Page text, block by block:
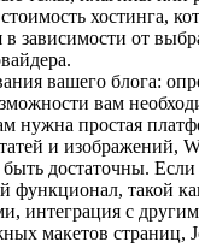
хостинга,
в зависимости от
вашего блога:
вам
нужна простая
и изображений,
достаточны.
функционал, такой
интеграция с
макетов страниц,